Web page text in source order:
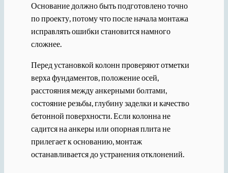
Основание должно быть подготовлено точно
по проекту, потому что после начала монтажа
исправлять ошибки становится намного
сложнее.
Перед установкой колонн проверяют отметки
верха фундаментов, положение осей,
расстояния между анкерными болтами,
состояние резьбы, глубину заделки и качество
бетонной поверхности. Если колонна не
садится на анкеры или опорная плита не
прилегает к основанию, монтаж
останавливается до устранения отклонений.